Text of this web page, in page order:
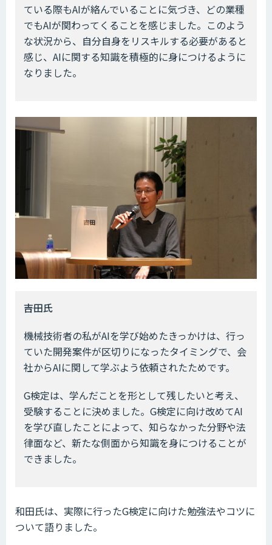
ている際もAIが絡んでいることに気づき、どの業種
でもAIが関わってくることを感じました。このよう
な状況から、自分自身をリスキルする必要があると
感じ、AIに関する知識を積極的に身につけるように
なりました。
――吉田氏
機械技術者の私がAIを学び始めたきっかけは、行っ
ていた開発案件が区切りになったタイミングで、会
社からAIに関して学ぶよう依頼されたためです。
G検定は、学んだことを形として残したいと考え、
受験することに決めました。G検定に向け改めてAI
を学び直したことによって、知らなかった分野や法
律面など、新たな側面から知識を身につけることが
できました。
和田氏は、実際に行ったG検定に向けた勉強法やコツに
ついて語りました。